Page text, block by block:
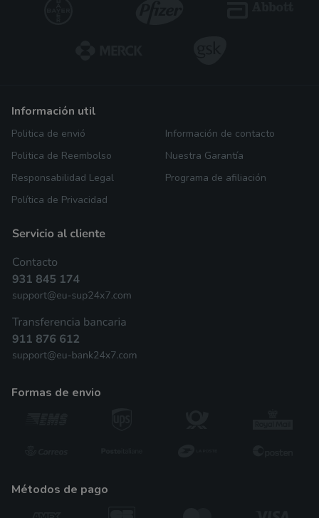
información util
Politica de envió
Politica de Reembolso
Responsabilidad Legal
Política de Privacidad
Información de contacto
Nuestra Garantía
Programa de afiliación
formas de envio
métodos de pago